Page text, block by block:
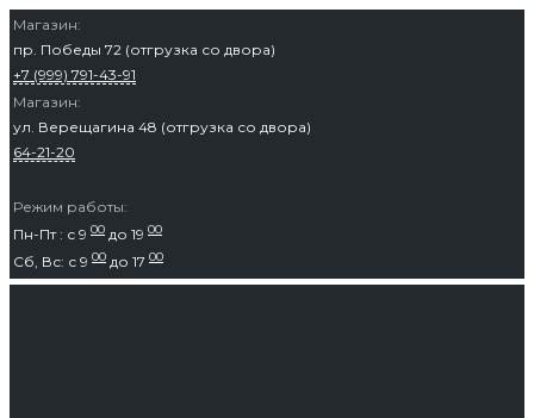
Перейти
к
содержимому
Магазин:
пр. Победы 72 (отгрузка со двора)
+7 (999) 791-43-91
Магазин:
ул. Верещагина 48 (отгрузка со двора)
64-21-20
Режим работы:
Пн-Пт : с 9 00 до 19 00
Сб, Вс: с 9 00 до 17 00